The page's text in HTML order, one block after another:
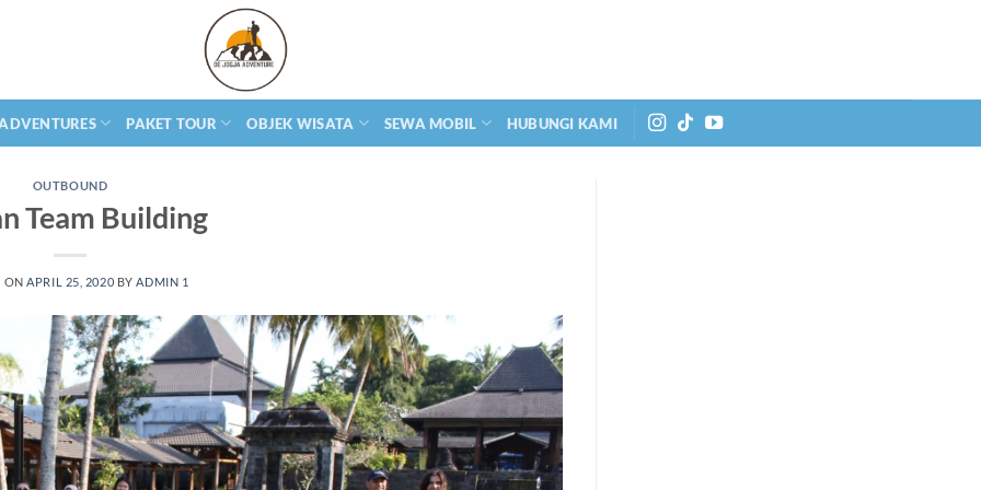
PAKET TOUR OBJEK WISATA SEWA MOBIL HUBUNGI KAMI
OUTBOUND
Team Building
ON APRIL 25, 2020 BY ADMIN 1